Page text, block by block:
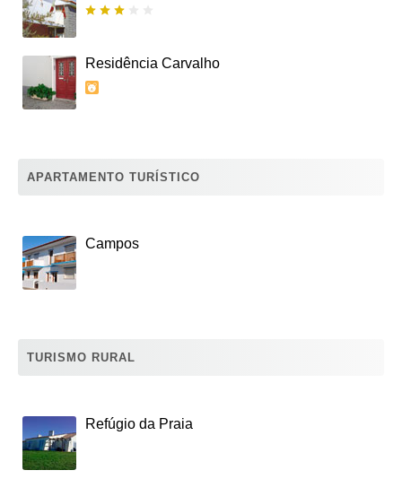
Residência Carvalho
APARTAMENTO TURÍSTICO
Campos
TURISMO RURAL
Refúgio da Praia